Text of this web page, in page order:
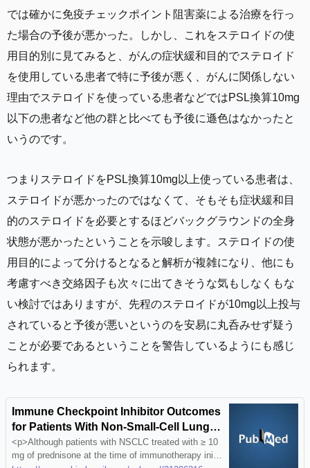
では確かに免疫チェックポイント阻害薬による治療を行っ
た場合の予後が悪かった。しかし、これをステロイドの使
用目的別に見てみると、がんの症状緩和目的でステロイド
を使用している患者で特に予後が悪く、がんに関係しない
理由でステロイドを使っている患者などではPSL換算10mg
以下の患者など他の群と比べても予後に遜色はなかったと
いうのです。
つまりステロイドをPSL換算10mg以上使っている患者は、
ステロイドが悪かったのではなくて、そもそも症状緩和目
的のステロイドを必要とするほどバックグラウンドの全身
状態が悪かったということを示唆します。ステロイドの使
用目的によって分けるとなると解析が複雑になり、他にも
考慮すべき交絡因子も次々に出てきそうな気もしなくもな
い検討ではありますが、先程のステロイドが10mg以上投与
されていると予後が悪いというのを安易に丸呑みせず疑う
ことが必要であるということを警告しているようにも感じ
られます。
Immune Checkpoint Inhibitor Outcomes
for Patients With Non-Small-Cell Lung C
ancer Receiving Baseline Corticosteroi
ds for Palliative Versus Nonpalliative Ind
<p>Although patients with NSCLC treated with ≥ 10
mg of prednisone at the time of immunotherapy initi